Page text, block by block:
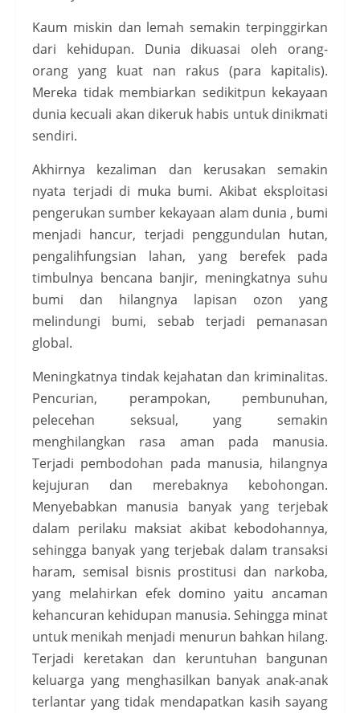
Kaum miskin dan lemah semakin terpinggirkan
dari kehidupan. Dunia dikuasai oleh orang-
orang yang kuat nan rakus (para kapitalis).
Mereka tidak membiarkan sedikitpun kekayaan
dunia kecuali akan dikeruk habis untuk dinikmati
sendiri.
Akhirnya kezaliman dan kerusakan semakin
nyata terjadi di muka bumi. Akibat eksploitasi
pengerukan sumber kekayaan alam dunia , bumi
menjadi hancur, terjadi penggundulan hutan,
pengalihfungsian lahan, yang berefek pada
timbulnya bencana banjir, meningkatnya suhu
bumi dan hilangnya lapisan ozon yang
melindungi bumi, sebab terjadi pemanasan
global.
Meningkatnya tindak kejahatan dan kriminalitas.
Pencurian, perampokan, pembunuhan,
pelecehan seksual, yang semakin
menghilangkan rasa aman pada manusia.
Terjadi pembodohan pada manusia, hilangnya
kejujuran dan merebaknya kebohongan.
Menyebabkan manusia banyak yang terjebak
dalam perilaku maksiat akibat kebodohannya,
sehingga banyak yang terjebak dalam transaksi
haram, semisal bisnis prostitusi dan narkoba,
yang melahirkan efek domino yaitu ancaman
kehancuran kehidupan manusia. Sehingga minat
untuk menikah menjadi menurun bahkan hilang.
Terjadi keretakan dan keruntuhan bangunan
keluarga yang menghasilkan banyak anak-anak
terlantar yang tidak mendapatkan kasih sayang